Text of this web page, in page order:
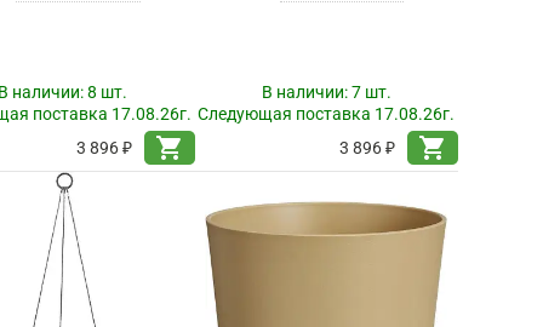
наличии:8 шт.
поставка 17.08.26г.
3 896 ₽
shopping_cart
В наличии:7 шт.
Следующая поставка 17.08.26г.
3 896 ₽
shopping_cart